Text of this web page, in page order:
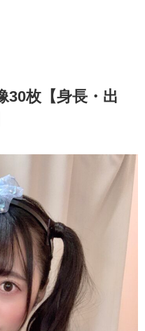
30枚【身長・出